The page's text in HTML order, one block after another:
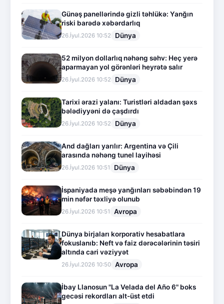
Günəş panellərində gizli təhlükə: Yanğın
riski barədə xəbərdarlıq
26.İyul.2026 10:52 Dünya
52 milyon dollarlıq nəhəng səhv: Heç yerə
aparmayan yol görənləri heyrətə salır
26.İyul.2026 10:52 Dünya
Tarixi ərazi yalanı: Turistləri aldadan şəxs
bələdiyyəni də çaşdırdı
26.İyul.2026 10:52 Dünya
And dağları yarılır: Argentina və Çili
arasında nəhəng tunel layihəsi
26.İyul.2026 10:51 Dünya
İspaniyada meşə yanğınları səbəbindən 19
min nəfər təxliyə olunub
26.İyul.2026 10:51 Avropa
Dünya birjaları korporativ hesabatlara
fokuslanıb: Neft və faiz dərəcələrinin təsiri
altında cari vəziyyət
26.İyul.2026 10:50 Avropa
İbay Llanosun "La Velada del Año 6" boks
gecəsi rekordları alt-üst etdi